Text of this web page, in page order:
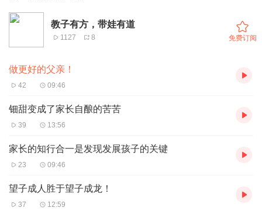
教子有方，带娃有道
1127 8 免费订阅
做更好的父亲！
42 09:46
钿甜变成了家长自酿的苦苦
39 13:56
家长的知行合一是发现发展孩子的关键
23 09:46
望子成人胜于望子成龙！
37 12:59